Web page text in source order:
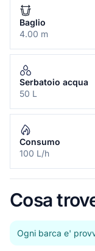
Baglio
4.00 m
Serbatoio acqua
50 L
Consumo
100 L/h
Cosa
Ogni barca e'